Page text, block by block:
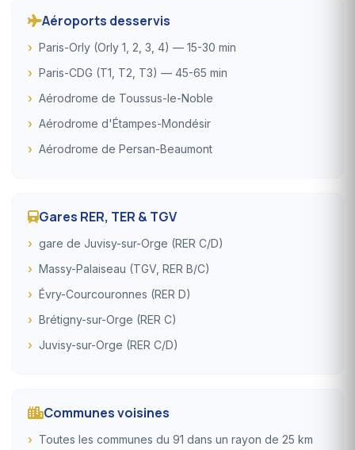
Aéroports desservis
Paris-Orly (Orly 1, 2, 3, 4) — 15-30 min
Paris-CDG (T1, T2, T3) — 45-65 min
Aérodrome de Toussus-le-Noble
Aérodrome d'Étampes-Mondésir
Aérodrome de Persan-Beaumont
Gares RER, TER & TGV
gare de Juvisy-sur-Orge (RER C/D)
Massy-Palaiseau (TGV, RER B/C)
Évry-Courcouronnes (RER D)
Brétigny-sur-Orge (RER C)
Juvisy-sur-Orge (RER C/D)
Communes voisines
Toutes les communes du 91 dans un rayon de 25 km